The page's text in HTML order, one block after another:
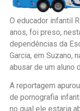
O educador infantil
anos, foi preso,
dependências da
Garcia, em Suzano,
abusar de um aluno
A reportagem
de pornografia
no qual ele estaria